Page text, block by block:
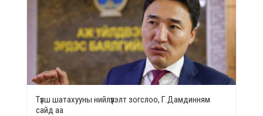
Түлш шатахууны нийлүүлэлт зогслоо, Г.Дамдинням
сайд аа